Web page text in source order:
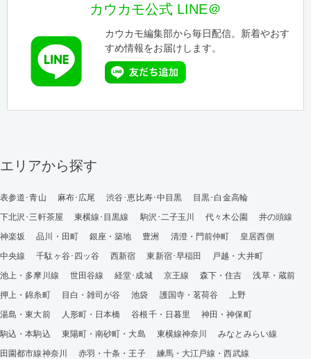
カウカモ公式 LINE＠
カウカモ編集部から毎日配信。新着やおす
すめ情報をお届けします。
エリアから探す
表参道･青山 麻布･広尾 渋谷･恵比寿･中目黒
目黒･白金高輪
下北沢･三軒茶屋
東横線･目黒線 駒沢･二子玉川 代々木公園
井の頭線
神楽坂
品川・田町 銀座・築地 豊洲 清澄・門前仲町
皇居西側
中央線
千駄ヶ谷･四ッ谷 西新宿 東新宿･早稲田
戸越・大井町
池上・多摩川線
世田谷線 経堂･成城 京王線 森下・住吉
浅草・蔵前
押上・錦糸町
目白・雑司が谷 池袋 護国寺・茗荷谷
上野
湯島・東大前
人形町・日本橋 谷根千・日暮里
神田・神保町
駒込・本駒込
東陽町・南砂町・大島 東横線神奈川
みなとみらい線
田園都市線神奈川
赤羽・十条・王子
練馬・大江戸線・西武線